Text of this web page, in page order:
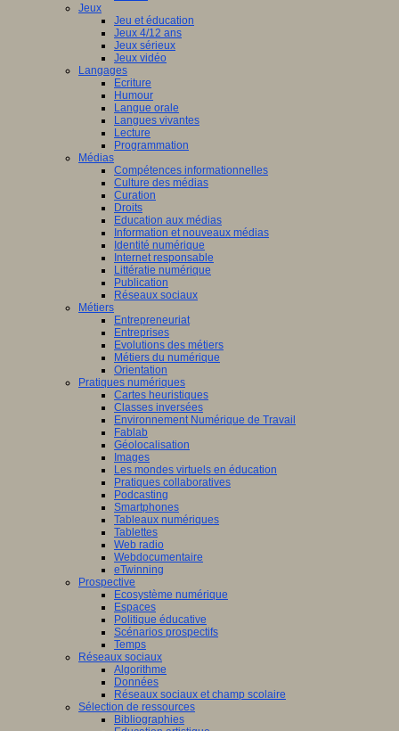
Jeux
Jeu et éducation
Jeux 4/12 ans
Jeux sérieux
Jeux vidéo
Langages
Ecriture
Humour
Langue orale
Langues vivantes
Lecture
Programmation
Médias
Compétences informationnelles
Culture des médias
Curation
Droits
Education aux médias
Information et nouveaux médias
Identité numérique
Internet responsable
Littératie numérique
Publication
Réseaux sociaux
Métiers
Entrepreneuriat
Entreprises
Evolutions des métiers
Métiers du numérique
Orientation
Pratiques numériques
Cartes heuristiques
Classes inversées
Environnement Numérique de Travail
Fablab
Géolocalisation
Images
Les mondes virtuels en éducation
Pratiques collaboratives
Podcasting
Smartphones
Tableaux numériques
Tablettes
Web radio
Webdocumentaire
eTwinning
Prospective
Ecosystème numérique
Espaces
Politique éducative
Scénarios prospectifs
Temps
Réseaux sociaux
Algorithme
Données
Réseaux sociaux et champ scolaire
Sélection de ressources
Bibliographies